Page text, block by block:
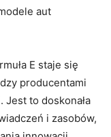
aut
E staje się
producentami
to doskonała
i zasobów,